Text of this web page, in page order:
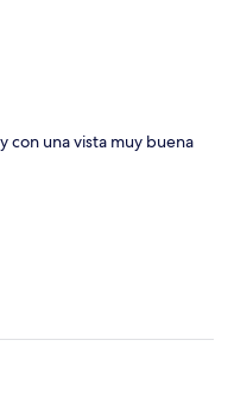
con una vista muy buena